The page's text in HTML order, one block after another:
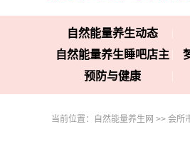
自然能量养生动态
自然能量养生睡吧店主
预防与健康
当前位置： 自然能量养生网 >> 会所